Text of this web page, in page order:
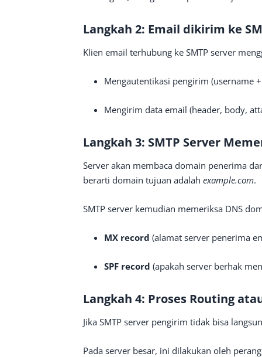
Langkah 2: Email dikirim ke
Klien email terhubung ke SMTP server
Mengautentikasi pengirim (username
Mengirim data email (header, body,
Langkah 3: SMTP Server
Server akan membaca domain penerima
berarti domain tujuan adalah example.com.
SMTP server kemudian memeriksa DNS
MX record (alamat server penerima
SPF record (apakah server berhak
Langkah 4: Proses Routing
Jika SMTP server pengirim tidak bisa
Pada server besar, ini dilakukan oleh